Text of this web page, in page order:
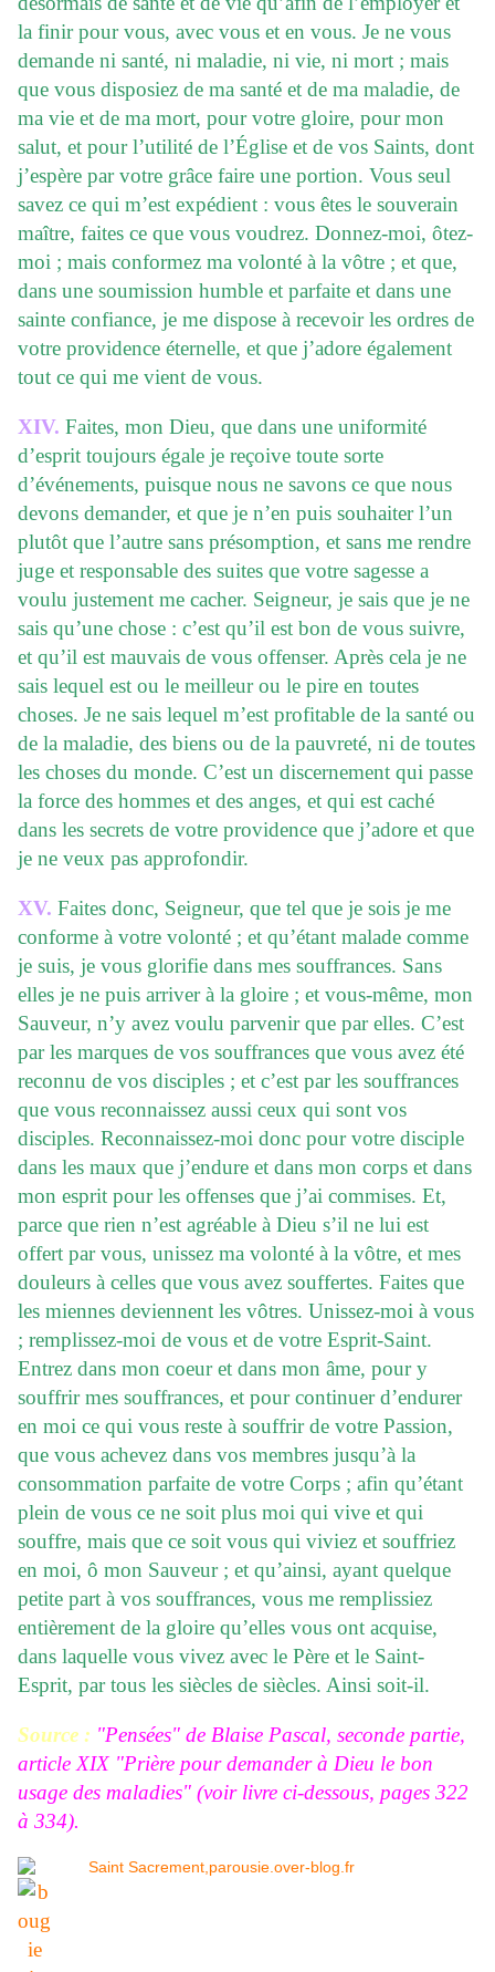
la finir pour vous, avec vous et en vous. Je ne vous
demande ni santé, ni maladie, ni vie, ni mort ; mais
que vous disposiez de ma santé et de ma maladie, de
ma vie et de ma mort, pour votre gloire, pour mon
salut, et pour l’utilité de l’Église et de vos Saints, dont
j’espère par votre grâce faire une portion. Vous seul
savez ce qui m’est expédient : vous êtes le souverain
maître, faites ce que vous voudrez. Donnez-moi, ôtez-
moi ; mais conformez ma volonté à la vôtre ; et que,
dans une soumission humble et parfaite et dans une
sainte confiance, je me dispose à recevoir les ordres de
votre providence éternelle, et que j’adore également
tout ce qui me vient de vous.
XIV. Faites, mon Dieu, que dans une uniformité
d’esprit toujours égale je reçoive toute sorte
d’événements, puisque nous ne savons ce que nous
devons demander, et que je n’en puis souhaiter l’un
plutôt que l’autre sans présomption, et sans me rendre
juge et responsable des suites que votre sagesse a
voulu justement me cacher. Seigneur, je sais que je ne
sais qu’une chose : c’est qu’il est bon de vous suivre,
et qu’il est mauvais de vous offenser. Après cela je ne
sais lequel est ou le meilleur ou le pire en toutes
choses. Je ne sais lequel m’est profitable de la santé ou
de la maladie, des biens ou de la pauvreté, ni de toutes
les choses du monde. C’est un discernement qui passe
la force des hommes et des anges, et qui est caché
dans les secrets de votre providence que j’adore et que
je ne veux pas approfondir.
XV. Faites donc, Seigneur, que tel que je sois je me
conforme à votre volonté ; et qu’étant malade comme
je suis, je vous glorifie dans mes souffrances. Sans
elles je ne puis arriver à la gloire ; et vous-même, mon
Sauveur, n’y avez voulu parvenir que par elles. C’est
par les marques de vos souffrances que vous avez été
reconnu de vos disciples ; et c’est par les souffrances
que vous reconnaissez aussi ceux qui sont vos
disciples. Reconnaissez-moi donc pour votre disciple
dans les maux que j’endure et dans mon corps et dans
mon esprit pour les offenses que j’ai commises. Et,
parce que rien n’est agréable à Dieu s’il ne lui est
offert par vous, unissez ma volonté à la vôtre, et mes
douleurs à celles que vous avez souffertes. Faites que
les miennes deviennent les vôtres. Unissez-moi à vous
; remplissez-moi de vous et de votre Esprit-Saint.
Entrez dans mon coeur et dans mon âme, pour y
souffrir mes souffrances, et pour continuer d’endurer
en moi ce qui vous reste à souffrir de votre Passion,
que vous achevez dans vos membres jusqu’à la
consommation parfaite de votre Corps ; afin qu’étant
plein de vous ce ne soit plus moi qui vive et qui
souffre, mais que ce soit vous qui viviez et souffriez
en moi, ô mon Sauveur ; et qu’ainsi, ayant quelque
petite part à vos souffrances, vous me remplissiez
entièrement de la gloire qu’elles vous ont acquise,
dans laquelle vous vivez avec le Père et le Saint-
Esprit, par tous les siècles de siècles. Ainsi soit-il.
Source : "Pensées" de Blaise Pascal, seconde partie,
article XIX "Prière pour demander à Dieu le bon
usage des maladies" (voir livre ci-dessous, pages 322
à 334).